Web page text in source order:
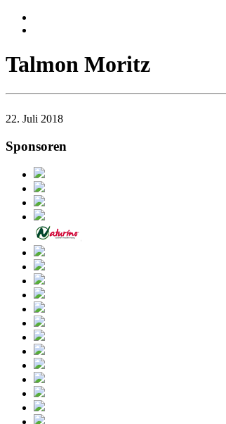
Talmon Moritz
22. Juli 2018
Sponsoren